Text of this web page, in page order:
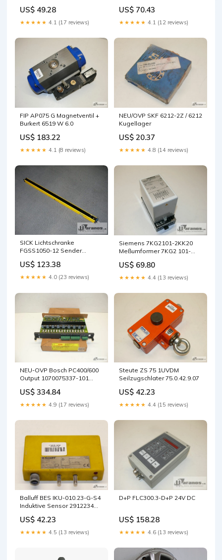
00-P-A-R4
US$ 49.28
★★★★★ 4.1 (17 reviews)
US$ 70.43
★★★★★ 4.1 (12 reviews)
FIP AP075 G Magnetventil +
Burkert 6519 W 6.0
US$ 183.22
★★★★★ 4.1 (8 reviews)
NEU/OVP SKF 6212-2Z / 6212
Kugellager
US$ 20.37
★★★★★ 4.8 (14 reviews)
SICK Lichtschranke
FGSS1050-12 Sender
US$ 123.38
★★★★★ 4.0 (23 reviews)
Siemens 7KG2101-2KK20
Meßumformer 7KG2 101-
US$ 69.80
★★★★★ 4.4 (13 reviews)
NEU-OVP Bosch PC400/600
Output 1070075337-101
US$ 334.84
★★★★★ 4.9 (17 reviews)
Steute ZS 75 1UVDM
Seilzugschlater 75.0.42.9.07
US$ 42.23
★★★★★ 4.4 (15 reviews)
Balluff BES IKU-010.23-G-S4
Induktive Sensor 2912234
US$ 42.23
★★★★★ 4.5 (13 reviews)
D+P FLC300.3-D+P 24V DC
US$ 158.28
★★★★★ 4.6 (13 reviews)